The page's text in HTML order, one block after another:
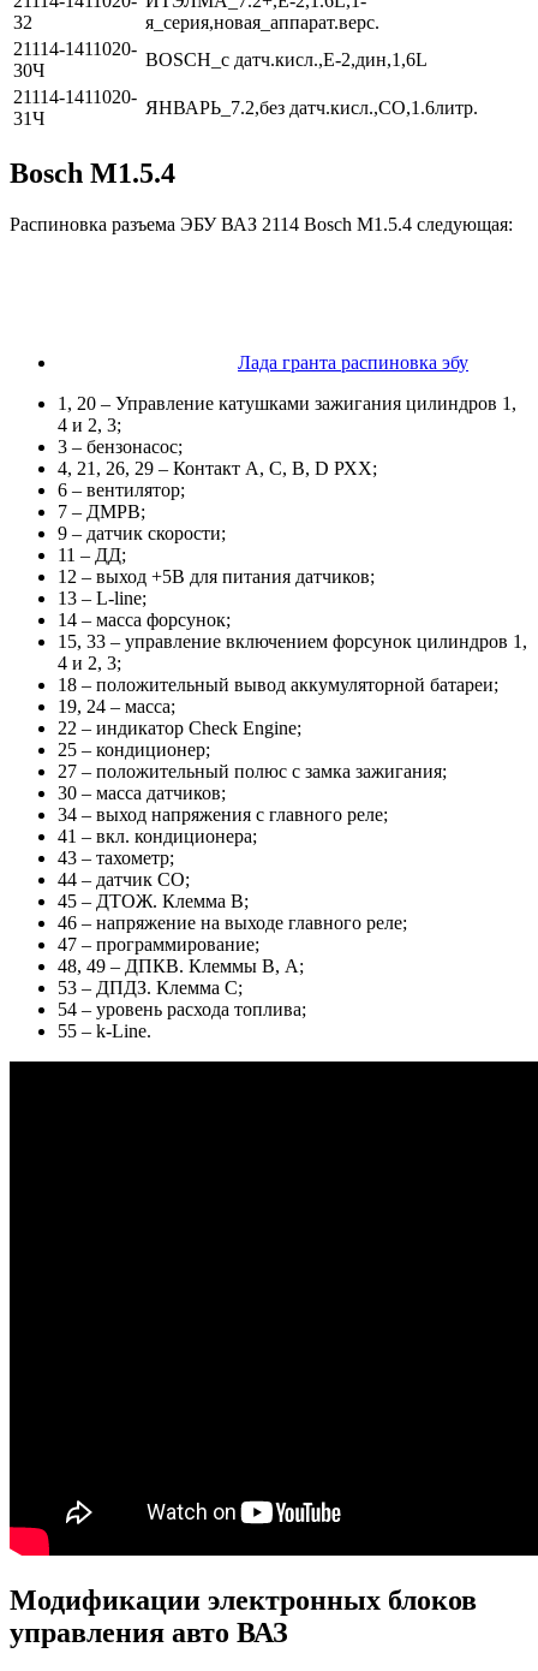
32
я_серия,новая_аппарат.верс.
21114-1411020-
30Ч
BOSCH_с датч.кисл.,Е-2,дин,1,6L
21114-1411020-
31Ч
ЯНВАРЬ_7.2,без датч.кисл.,СО,1.6литр.
Bosch M1.5.4
Распиновка разъема ЭБУ ВАЗ 2114 Bosch M1.5.4 следующая:
Лада гранта распиновка эбу
1, 20 – Управление катушками зажигания цилиндров 1,
4 и 2, 3;
3 – бензонасос;
4, 21, 26, 29 – Контакт А, С, B, D РХХ;
6 – вентилятор;
7 – ДМРВ;
9 – датчик скорости;
11 – ДД;
12 – выход +5В для питания датчиков;
13 – L-line;
14 – масса форсунок;
15, 33 – управление включением форсунок цилиндров 1,
4 и 2, 3;
18 – положительный вывод аккумуляторной батареи;
19, 24 – масса;
22 – индикатор Check Engine;
25 – кондиционер;
27 – положительный полюс с замка зажигания;
30 – масса датчиков;
34 – выход напряжения с главного реле;
41 – вкл. кондиционера;
43 – тахометр;
44 – датчик СО;
45 – ДТОЖ. Клемма В;
46 – напряжение на выходе главного реле;
47 – программирование;
48, 49 – ДПКВ. Клеммы В, А;
53 – ДПДЗ. Клемма С;
54 – уровень расхода топлива;
55 – k-Line.
Модификации электронных блоков
управления авто ВАЗ